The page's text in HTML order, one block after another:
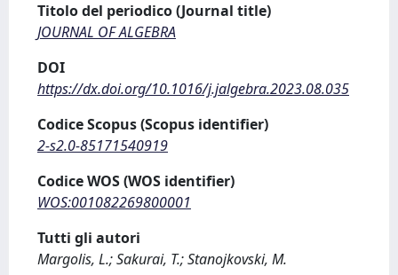
Titolo del periodico (Journal title)
JOURNAL OF ALGEBRA
DOI
https://dx.doi.org/10.1016/j.jalgebra.2023.08.035
Codice Scopus (Scopus identifier)
2-s2.0-85171540919
Codice WOS (WOS identifier)
WOS:001082269800001
Tutti gli autori
Margolis, L.; Sakurai, T.; Stanojkovski, M.